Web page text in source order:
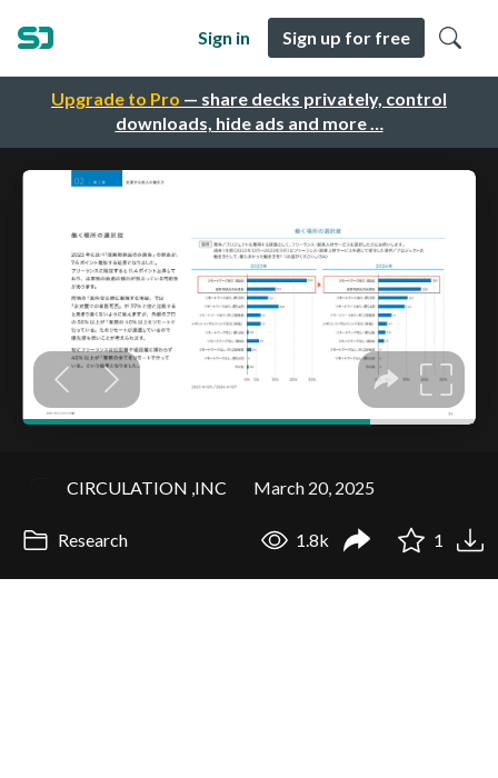
Upgrade to Pro — share decks privately, control
downloads, hide ads and more …
Sign in Sign up for free
CIRCULATION ,INC March 20, 2025
Research 1.8k 1